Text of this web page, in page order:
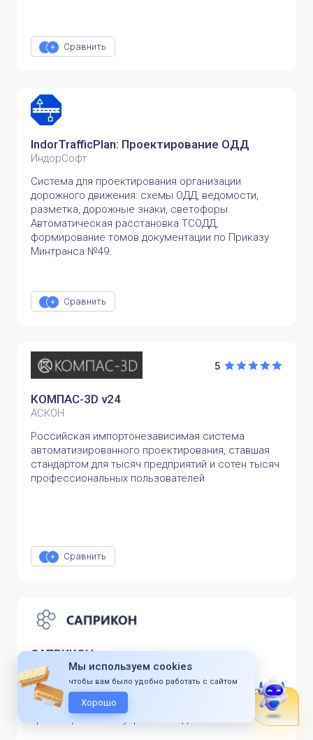
Сравнить
IndorTrafficPlan: Проектирование ОДД
ИндорСофт
Система для проектирования организации
дорожного движения: схемы ОДД, ведомости,
разметка, дорожные знаки, светофоры.
Автоматическая расстановка ТСОДД,
формирование томов документации по Приказу
Минтранса №49.
Сравнить
5
КОМПАС-3D v24
АСКОН
Российская импортонезависимая система
автоматизированного проектирования, ставшая
стандартом для тысяч предприятий и сотен тысяч
профессиональных пользователей
Сравнить
САПРИКОН
ООО «САПРИКОН»
Сертифицированное российское программное
обеспечение для интеграции систем
проектирования и управления данными.
Мы используем cookies
чтобы вам было удобно работать с сайтом
Хорошо